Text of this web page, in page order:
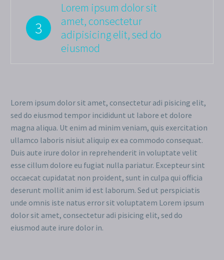
3
Lorem ipsum dolor sit
amet, consectetur
adipisicing elit, sed do
eiusmod
Lorem ipsum dolor sit amet, consectetur adi pisicing elit,
sed do eiusmod tempor incididunt ut labore et dolore
magna aliqua. Ut enim ad minim veniam, quis exercitation
ullamco laboris nisiut aliquip ex ea commodo consequat.
Duis aute irure dolor in reprehenderit in voluptate velit
esse cillum dolore eu fugiat nulla pariatur. Excepteur sint
occaecat cupidatat non proident, sunt in culpa qui officia
deserunt mollit anim id est laborum. Sed ut perspiciatis
unde omnis iste natus error sit voluptatem Lorem ipsum
dolor sit amet, consectetur adi pisicing elit, sed do
eiusmod aute irure dolor in.